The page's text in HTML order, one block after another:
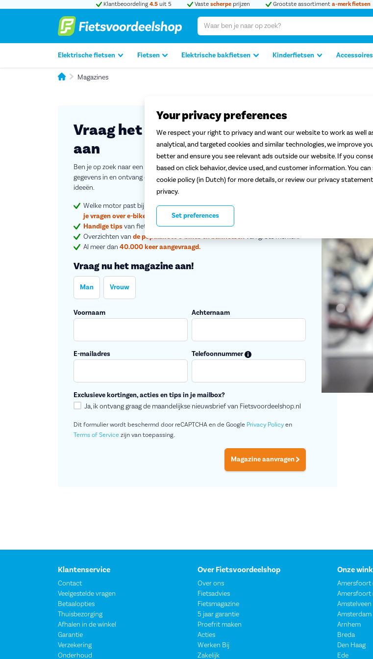
Klantbeoordeling 4.5 uit 5 Vaste scherpe prijzen Grootste assortiment a-merk fietsen
Elektrische fietsen Fietsen Elektrische bakfietsen Kinderfietsen
Magazines
Vraag het gratis Fietsmagazine
aan
Ben je op zoek naar een e-bike en kan je wel wat inspiratie gebruiken? Vul je
gegevens in en ontvang direct ons digitale Fietsmagazine, boordevol tips en
ideeën.
Welke motor past bij jou? En hoe groot moet een accu zijn?
je vragen over e-bikes.
Handige tipsvan fietsliefhebbers en onze experts.
Overzichten van de populairste e-bikes en bakfietsenvan grote merken.
Al meer dan 40.000 keer aangevraagd.
Vraag nu het magazine aan!
Man Vrouw
Voornaam Achternaam
E-mailadres Telefoonnummer
Exclusieve kortingen, acties en tips in je mailbox?
Ja, ik ontvang graag de maandelijkse nieuwsbrief van Fietsvoordeelshop.nl
Dit formulier wordt beschermd door reCAPTCHA en de Google Privacy Policyen
Terms of Service zijn van toepassing.
Magazine aanvragen
Klantenservice
Contact
Veelgestelde vragen
Betaalopties
Thuisbezorging
Afhalen in de winkel
Garantie
Verzekering
Onderhoud
Over Fietsvoordeelshop
Over ons
Fietsadvies
Fietsmagazine
5 jaar garantie
Proefrit maken
Acties
Werken Bij
Zakelijk
Onze
Amersfoort
Amersfoort
Amstelveen
Amsterdam
Arnhem
Breda
Den Haag
Ede
Your privacy preferences
We respect your right to privacy and want our website to work as well
analytical, and targeted cookies and similar technologies, we improve
better and ensure you see relevant ads outside our website. If you
based on click behavior, device used, and customer information. You
cookie policy (in Dutch) for more details, or review our privacy
privacy.
Set preferences